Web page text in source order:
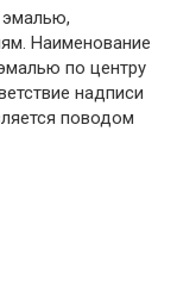
Наименование
по центру
надписи
поводом